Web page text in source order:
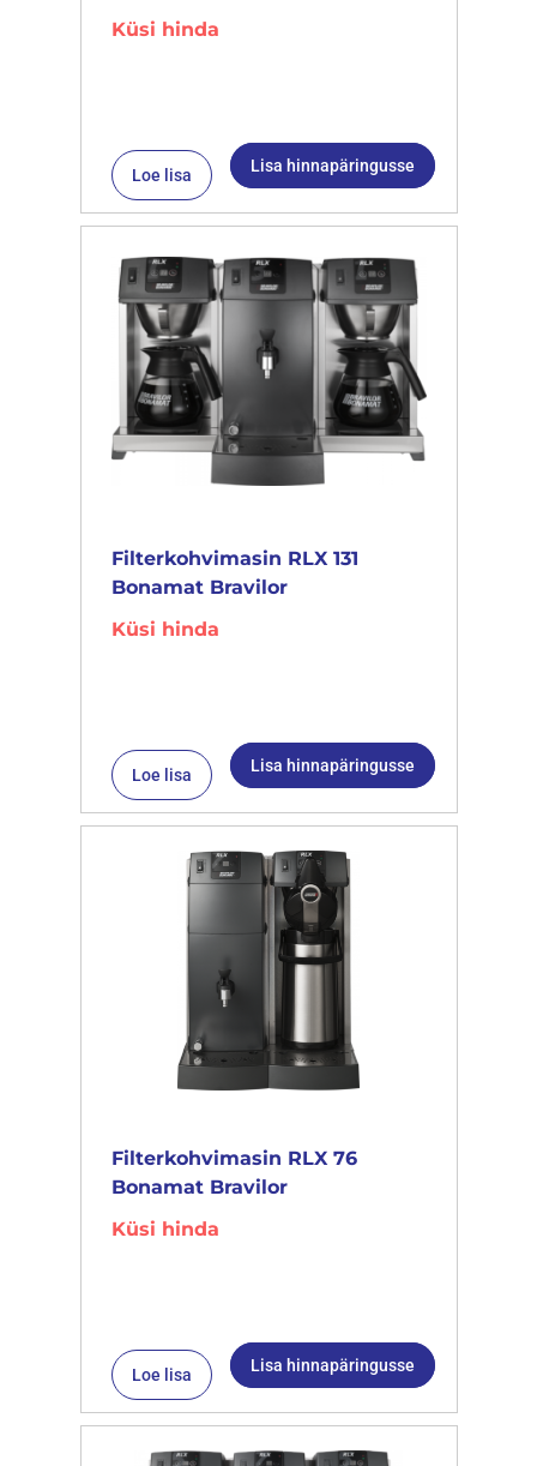
Küsi hinda
Loe lisa Lisa hinnapäringusse
Filterkohvimasin RLX 131
Bonamat Bravilor
Küsi hinda
Loe lisa Lisa hinnapäringusse
Filterkohvimasin RLX 76
Bonamat Bravilor
Küsi hinda
Loe lisa Lisa hinnapäringusse